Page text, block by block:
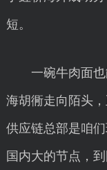
短。
一碗牛肉面也
海胡衕走向陌头
供应链总部是咱
国内大的节点，